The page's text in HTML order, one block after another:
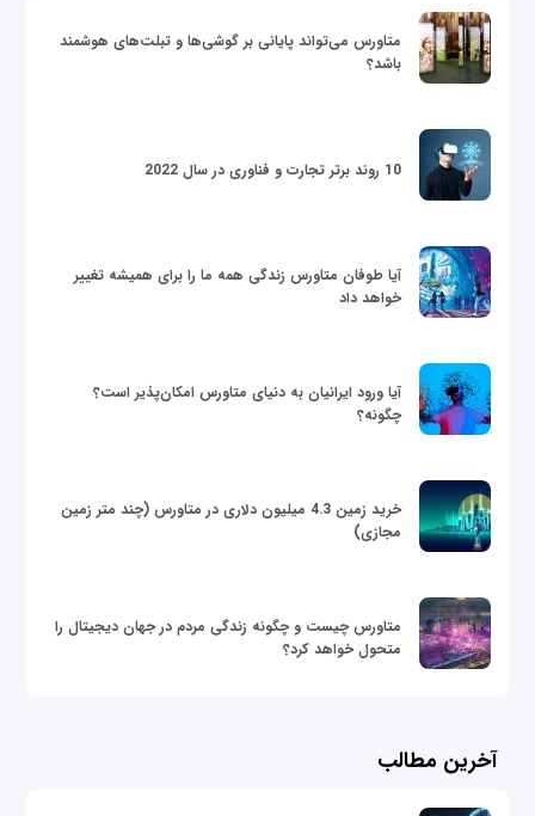
متاورس می‌تواند پایانی بر گوشی‌ها و تبلت‌های هوشمند
باشد؟
10 روند برتر تجارت و فناوری در سال 2022
آیا طوفان متاورس زندگی همه ما را برای همیشه تغییر
خواهد داد
آیا ورود ایرانیان به دنیای متاورس امکان‌پذیر است؟
چگونه؟
خرید زمین 4.3 میلیون دلاری در متاورس (چند متر زمین
مجازی)
متاورس چیست و چگونه زندگی مردم در جهان دیجیتال را
متحول خواهد کرد؟
آخرین مطالب